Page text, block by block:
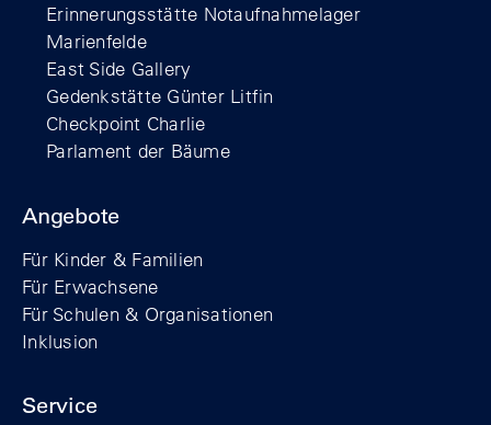
Erinnerungsstätte Notaufnahmelager
Marienfelde
East Side Gallery
Gedenkstätte Günter Litfin
Checkpoint Charlie
Parlament der Bäume
Angebote
Für Kinder & Familien
Für Erwachsene
Für Schulen & Organisationen
Inklusion
Service